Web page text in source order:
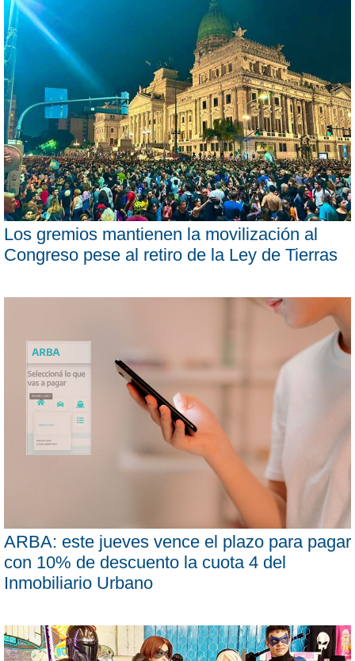
Los gremios mantienen la movilización al
Congreso pese al retiro de la Ley de Tierras
ARBA: este jueves vence el plazo para pagar
con 10% de descuento la cuota 4 del
Inmobiliario Urbano